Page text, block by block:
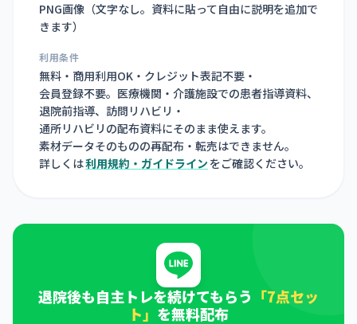
PNG画像（文字なし。資料に貼って自由に説明を追加で
きます）
利用条件
無料・商用利用OK・クレジット表記不要・
会員登録不要。医療機関・介護施設での患者指導資料、
退院前指導、訪問リハビリ・
通所リハビリの配布資料にそのまま使えます。
素材データそのものの再配布・転売はできません。
詳しくは利用規約・ガイドライン をご確認ください。
退院後も自主トレを続けてもらう 「7点セッ
ト」 を無料配布